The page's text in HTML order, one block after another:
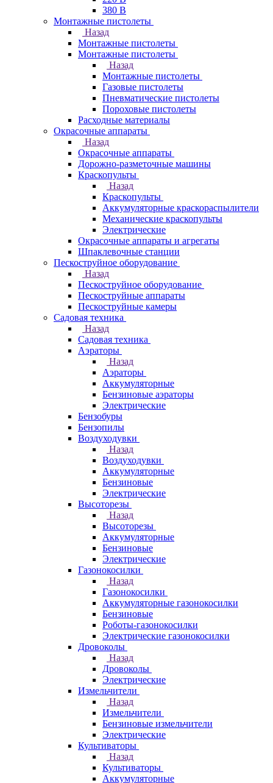
380 В
Монтажные пистолеты
Назад
Монтажные пистолеты
Монтажные пистолеты
Назад
Монтажные пистолеты
Газовые пистолеты
Пневматические пистолеты
Пороховые пистолеты
Расходные материалы
Окрасочные аппараты
Назад
Окрасочные аппараты
Дорожно-разметочные машины
Краскопульты
Назад
Краскопульты
Аккумуляторные краскораспылители
Механические краскопульты
Электрические
Окрасочные аппараты и агрегаты
Шпаклевочные станции
Пескоструйное оборудование
Назад
Пескоструйное оборудование
Пескоструйные аппараты
Пескоструйные камеры
Садовая техника
Назад
Садовая техника
Аэраторы
Назад
Аэраторы
Аккумуляторные
Бензиновые аэраторы
Электрические
Бензобуры
Бензопилы
Воздуходувки
Назад
Воздуходувки
Аккумуляторные
Бензиновые
Электрические
Высоторезы
Назад
Высоторезы
Аккумуляторные
Бензиновые
Электрические
Газонокосилки
Назад
Газонокосилки
Аккумуляторные газонокосилки
Бензиновые
Роботы-газонокосилки
Электрические газонокосилки
Дровоколы
Назад
Дровоколы
Электрические
Измельчители
Назад
Измельчители
Бензиновые измельчители
Электрические
Культиваторы
Назад
Культиваторы
Аккумуляторные